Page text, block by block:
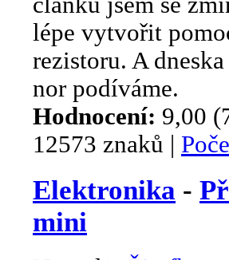
lépe vytvořit
rezistoru. A
nor podíváme.
Hodnocení: 9,00
12573 znaků |
Elektronika -
mini